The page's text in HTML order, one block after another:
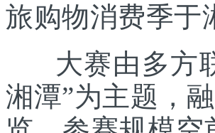
旅购物消费季于
大赛由多方联
湘潭”为主题，